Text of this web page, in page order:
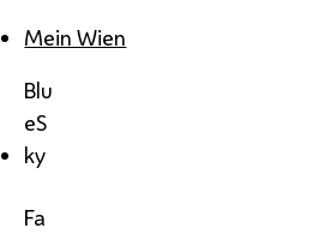
Mein Wien
Blu
eS
ky
Fa